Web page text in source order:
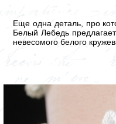
Еще одна деталь, про
Белый Лебедь
невесомого белого